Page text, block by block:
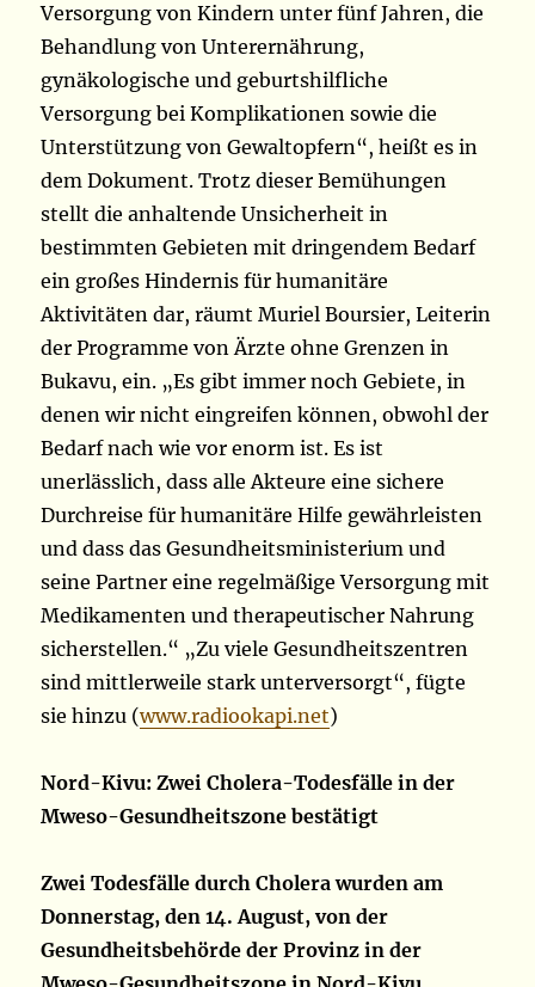
Versorgung von Kindern unter fünf Jahren, die
Behandlung von Unterernährung,
gynäkologische und geburtshilfliche
Versorgung bei Komplikationen sowie die
Unterstützung von Gewaltopfern“, heißt es in
dem Dokument. Trotz dieser Bemühungen
stellt die anhaltende Unsicherheit in
bestimmten Gebieten mit dringendem Bedarf
ein großes Hindernis für humanitäre
Aktivitäten dar, räumt Muriel Boursier, Leiterin
der Programme von Ärzte ohne Grenzen in
Bukavu, ein. „Es gibt immer noch Gebiete, in
denen wir nicht eingreifen können, obwohl der
Bedarf nach wie vor enorm ist. Es ist
unerlässlich, dass alle Akteure eine sichere
Durchreise für humanitäre Hilfe gewährleisten
und dass das Gesundheitsministerium und
seine Partner eine regelmäßige Versorgung mit
Medikamenten und therapeutischer Nahrung
sicherstellen.“ „Zu viele Gesundheitszentren
sind mittlerweile stark unterversorgt“, fügte
sie hinzu (www.radiookapi.net)
Nord-Kivu: Zwei Cholera-Todesfälle in der
Mweso-Gesundheitszone bestätigt
Zwei Todesfälle durch Cholera wurden am
Donnerstag, den 14. August, von der
Gesundheitsbehörde der Provinz in der